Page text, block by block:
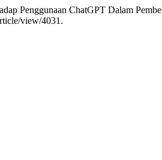
Penggunaan ChatGPT Dalam
view/4031.